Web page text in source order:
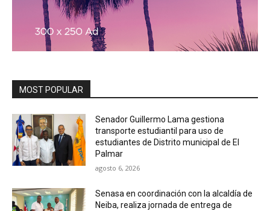
MOST POPULAR
Senador Guillermo Lama gestiona
transporte estudiantil para uso de
estudiantes de Distrito municipal de El
Palmar
agosto 6, 2026
Senasa en coordinación con la alcaldía de
Neiba, realiza jornada de entrega de